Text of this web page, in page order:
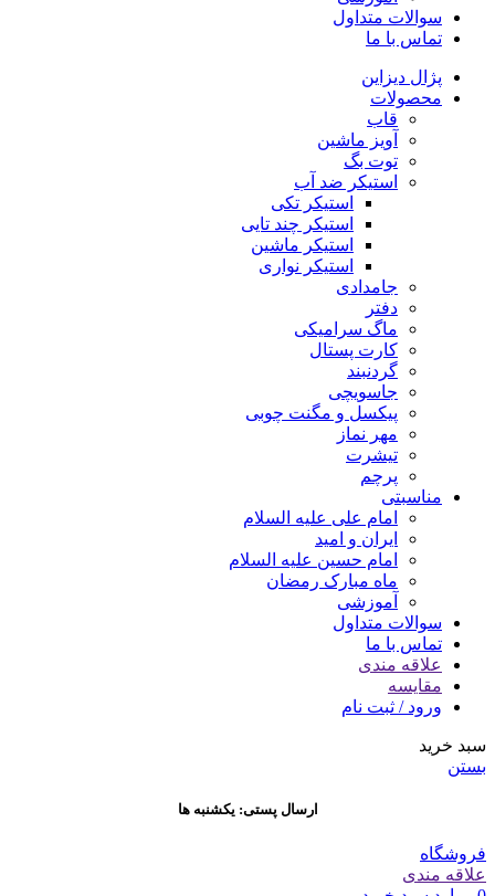
سوالات متداول
تماس با ما
پژال دیزاین
محصولات
قاب
آویز ماشین
توت بگ
استیکر ضد آب
استیکر تکی
استیکر چند تایی
استیکر ماشین
استیکر نواری
جامدادی
دفتر
ماگ سرامیکی
کارت پستال
گردنبند
جاسویچی
پیکسل و مگنت چوبی
مهر نماز
تیشرت
پرچم
مناسبتی
امام علی علیه السلام
ایران و امید
امام حسین علیه السلام
ماه مبارک رمضان
آموزشی
سوالات متداول
تماس با ما
علاقه مندی
مقایسه
ورود / ثبت نام
سبد خرید
بستن
ارسال پستی: یکشنبه ها
فروشگاه
علاقه مندی